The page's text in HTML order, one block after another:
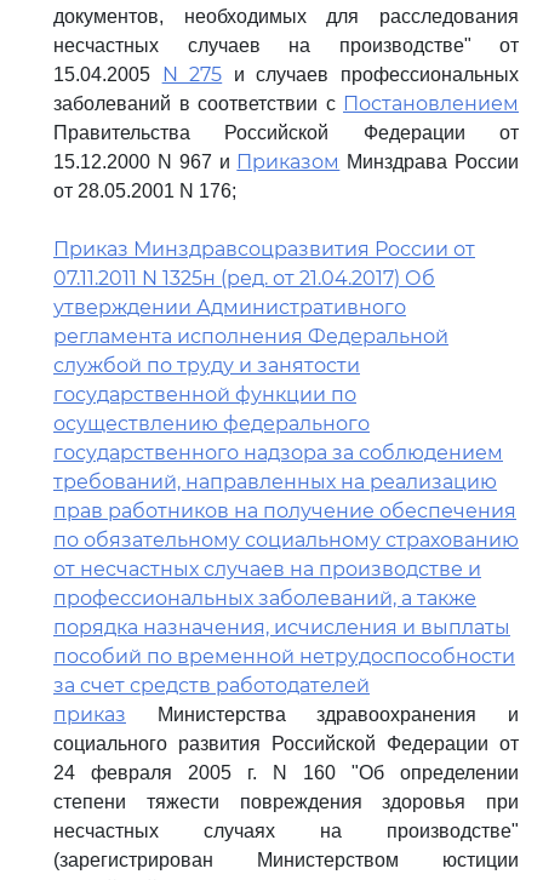
документов, необходимых для расследования
несчастных случаев на производстве" от
15.04.2005 N 275 и случаев профессиональных
заболеваний в соответствии с Постановлением
Правительства Российской Федерации от
15.12.2000 N 967 и Приказом Минздрава России
от 28.05.2001 N 176;
Приказ Минздравсоцразвития России от
07.11.2011 N 1325н (ред. от 21.04.2017) Об
утверждении Административного
регламента исполнения Федеральной
службой по труду и занятости
государственной функции по
осуществлению федерального
государственного надзора за соблюдением
требований, направленных на реализацию
прав работников на получение обеспечения
по обязательному социальному страхованию
от несчастных случаев на производстве и
профессиональных заболеваний, а также
порядка назначения, исчисления и выплаты
пособий по временной нетрудоспособности
за счет средств работодателей
приказ Министерства здравоохранения и
социального развития Российской Федерации от
24 февраля 2005 г. N 160 "Об определении
степени тяжести повреждения здоровья при
несчастных случаях на производстве"
(зарегистрирован Министерством юстиции